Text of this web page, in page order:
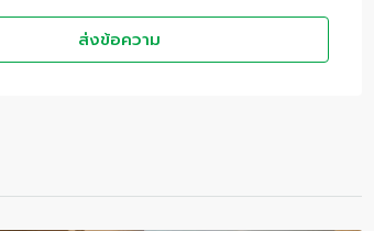
ส่งข้อความ